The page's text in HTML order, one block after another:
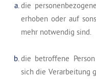
die
erhoben oder auf
mehr notwendig sind.
die betroffene
sich die Verarbeitung